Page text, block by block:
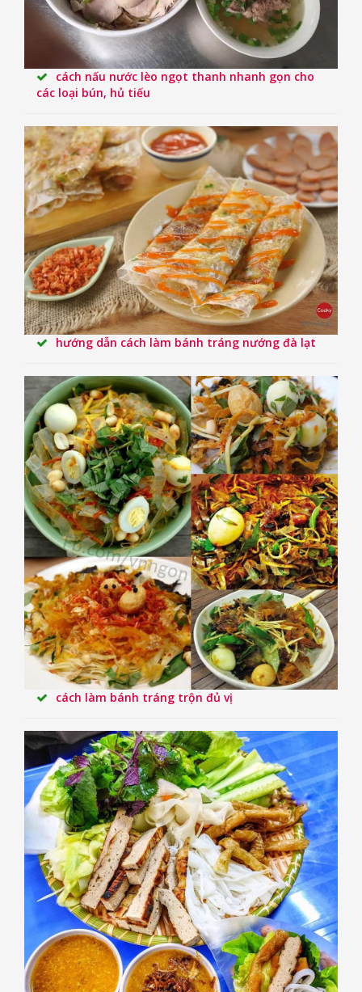
cách nấu nước lèo ngọt thanh nhanh gọn cho
các loại bún, hủ tiếu
hướng dẫn cách làm bánh tráng nướng đà lạt
cách làm bánh tráng trộn đủ vị